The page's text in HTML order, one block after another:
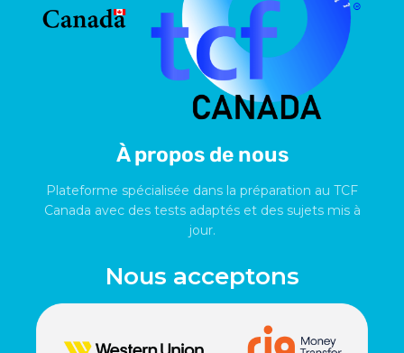
À propos de nous
Plateforme spécialisée dans la préparation au TCF
Canada avec des tests adaptés et des sujets mis à
jour.
Nous acceptons